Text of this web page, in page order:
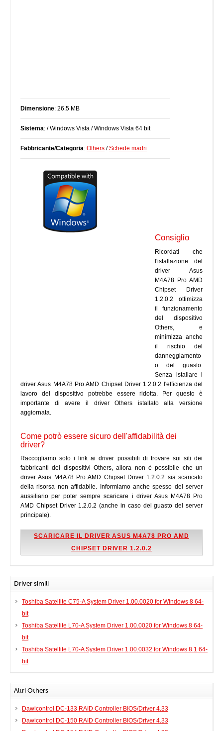
Dimensione: 26.5 MB
Sistema: / Windows Vista / Windows Vista 64 bit
Fabbricante/Categoria: Others /Schede madri
Consiglio
Ricordati che
l'istallazione del
driver Asus
M4A78 Pro AMD
Chipset Driver
1.2.0.2 ottimizza
il funzionamento
del dispositivo
Others, e
minimizza anche
il rischio del
danneggiamento
o del guasto.
Senza istallare i
driver Asus M4A78 Pro AMD Chipset Driver 1.2.0.2 l'efficienza del
lavoro del dispositivo potrebbe essere ridotta. Per questo è
importante di avere il driver Others istallato alla versione
aggiornata.
Come potrò essere sicuro dell'affidabilità dei
driver?
Raccogliamo solo i link ai driver possibili di trovare sui siti dei
fabbricanti dei dispositivi Others, allora non è possibile che un
driver Asus M4A78 Pro AMD Chipset Driver 1.2.0.2 sia scaricato
della risorsa non affidabile. Informiamo anche spesso del server
aussiliario per poter sempre scaricare i driver Asus M4A78 Pro
AMD Chipset Driver 1.2.0.2 (anche in caso del guasto del server
principale).
SCARICARE IL DRIVER ASUS M4A78 PRO AMD
CHIPSET DRIVER 1.2.0.2
Driver simili
Toshiba Satellite C75-A System Driver 1.00.0020 for Windows 8 64-
bit
Toshiba Satellite L70-A System Driver 1.00.0020 for Windows 8 64-
bit
Toshiba Satellite L70-A System Driver 1.00.0032 for Windows 8.1 64-
bit
Altri Others
Dawicontrol DC-133 RAID Controller BIOS/Driver 4.33
Dawicontrol DC-150 RAID Controller BIOS/Driver 4.33